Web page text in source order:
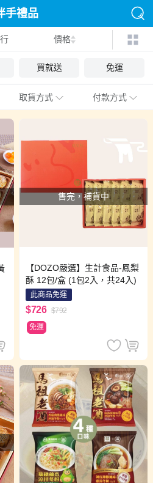
手禮品
價格
買就送 免運
取貨方式 付款方式
售完，補貨中
【DOZO嚴選】生計食品-鳳梨
酥 12包/盒 (1包2入，共24入)
此商品免運
$726 $792
免運